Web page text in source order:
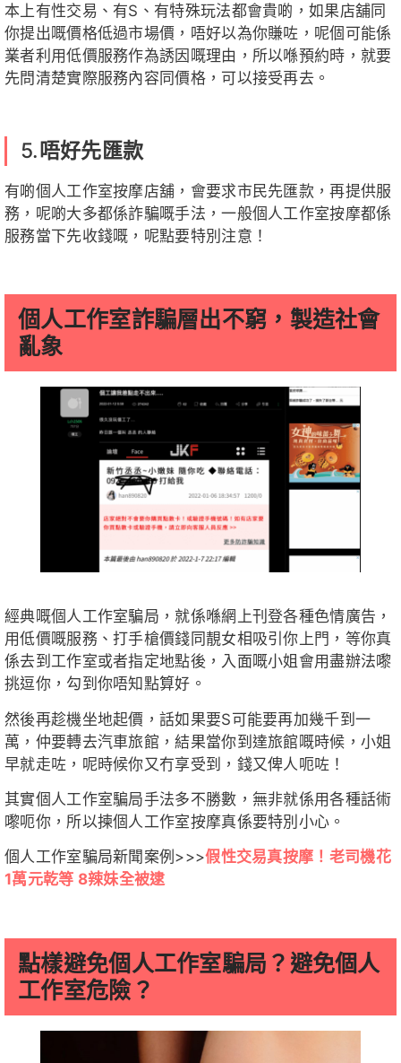
本上有性交易、有S、有特殊玩法都會貴啲，如果店舖同
你提出嘅價格低過市場價，唔好以為你賺咗，呢個可能係
業者利用低價服務作為誘因嘅理由，所以喺預約時，就要
先問清楚實際服務內容同價格，可以接受再去。
5.唔好先匯款
有啲個人工作室按摩店舖，會要求市民先匯款，再提供服
務，呢啲大多都係詐騙嘅手法，一般個人工作室按摩都係
服務當下先收錢嘅，呢點要特別注意！
個人工作室詐騙層出不窮，製造社會
亂象
經典嘅個人工作室騙局，就係喺網上刊登各種色情廣告，
用低價嘅服務、打手槍價錢同靚女相吸引你上門，等你真
係去到工作室或者指定地點後，入面嘅小姐會用盡辦法嚟
挑逗你，勾到你唔知點算好。
然後再趁機坐地起價，話如果要S可能要再加幾千到一
萬，仲要轉去汽車旅館，結果當你到達旅館嘅時候，小姐
早就走咗，呢時候你又冇享受到，錢又俾人呃咗！
其實個人工作室騙局手法多不勝數，無非就係用各種話術
嚟呃你，所以揀個人工作室按摩真係要特別小心。
個人工作室騙局新聞案例>>>假性交易真按摩！老司機花
1萬元乾等 8辣妹全被逮
點樣避免個人工作室騙局？避免個人
工作室危險？